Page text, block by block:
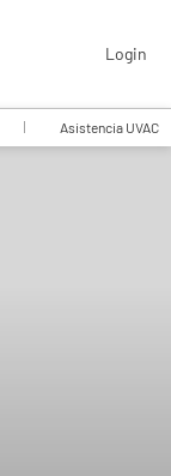
Login
Asistencia UVAC